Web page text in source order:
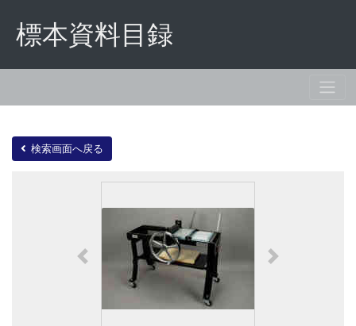
標本資料目録
検索画面へ戻る
Previous